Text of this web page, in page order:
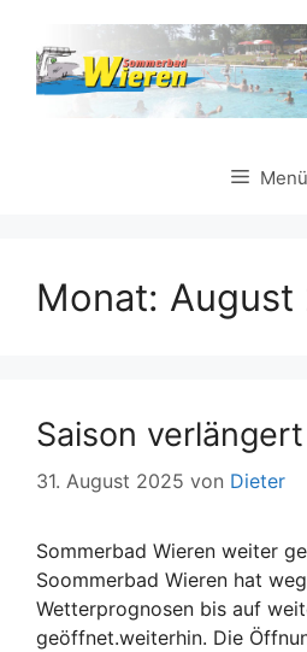
Inhalt
springen
Menü
Monat: August
Saison verlängert
31. August 2025 von Dieter
Sommerbad Wieren weiter
Soommerbad Wieren hat
Wetterprognosen bis auf
geöffnet.weiterhin. Die